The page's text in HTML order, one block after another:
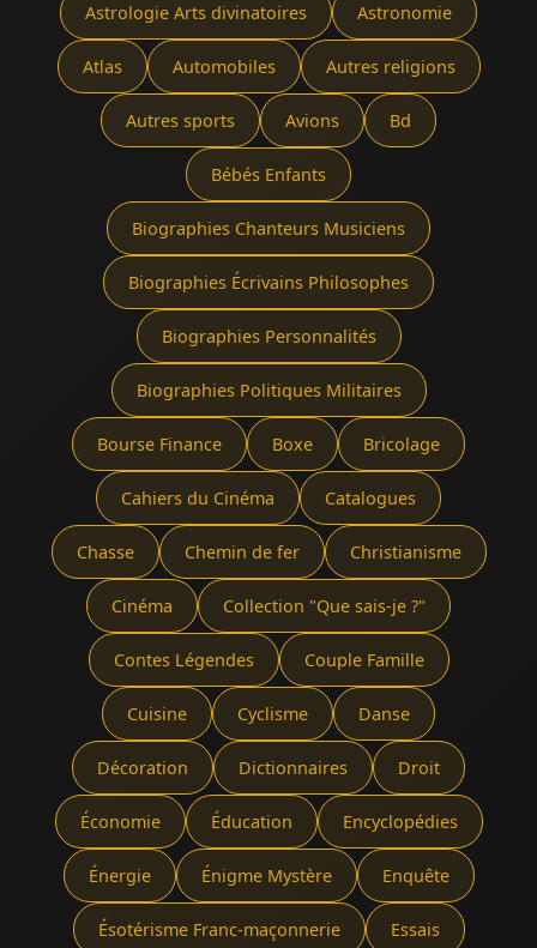
Astrologie Arts divinatoires Astronomie
Atlas Automobiles Autres religions
Autres sports Avions Bd
Bébés Enfants
Biographies Chanteurs Musiciens
Biographies Écrivains Philosophes
Biographies Personnalités
Biographies Politiques Militaires
Bourse Finance Boxe Bricolage
Cahiers du Cinéma Catalogues
Chasse Chemin de fer Christianisme
Cinéma Collection "Que sais-je ?"
Contes Légendes Couple Famille
Cuisine Cyclisme Danse
Décoration Dictionnaires Droit
Économie Éducation Encyclopédies
Énergie Énigme Mystère Enquête
Ésotérisme Franc-maçonnerie Essais